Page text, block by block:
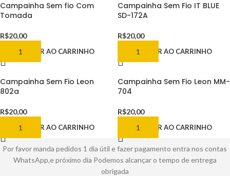
Campainha Sem fio Com
Tomada
R$20,00
ADICIONAR AO CARRINHO
Campainha Sem Fio IT BLUE
SD-172A
R$20,00
ADICIONAR AO CARRINHO
Campainha Sem Fio Leon
802a
R$20,00
ADICIONAR AO CARRINHO
Campainha Sem Fio Leon MM-
704
R$20,00
ADICIONAR AO CARRINHO
Por favor manda pedidos 1 dia útil e fazer pagamento entra nos contas
WhatsApp,e próximo dia Podemos alcançar o tempo de entrega
obrigada